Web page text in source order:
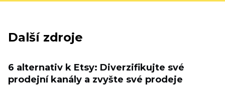
Další zdroje
6 alternativ k Etsy: Diverzifikujte své
prodejní kanály a zvyšte své prodeje